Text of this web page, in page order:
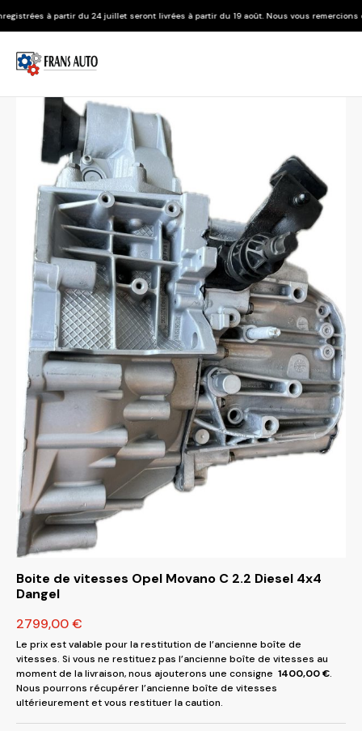
juillet seront livrées à partir du 19 août. Nous vous remercions de votre
Boite de vitesses Opel Movano C 2.2 Diesel 4x4
Dangel
2799,00€
Le prix est valable pour la restitution de l’ancienne boîte de
vitesses. Si vous ne restituez pas l’ancienne boîte de vitesses au
moment de la livraison, nous ajouterons une consigne 1400,00€.
Nous pourrons récupérer l’ancienne boîte de vitesses
ultérieurement et vous restituer la caution.